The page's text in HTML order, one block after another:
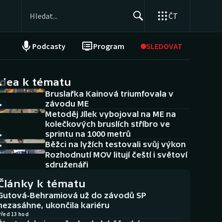
ČT
Podcasty Program SLEDOVAT
NEPŘEHLÉDNĚTE
Historické návraty
Aplikace ČT sport
AZ kvíz
k tématu
Bruslařka Kainová triumfovala v
závodu ME
Metoděj Jílek vybojoval na ME na
kolečkových bruslích stříbro ve
sprintu na 1000 metrů
Běžci na lyžích testovali svůj výkon
Rozhodnutí MOV litují čeští i světoví
sdruženáři
k tématu
Behramiová už do závodů SP
ukončila kariéru
13 hod